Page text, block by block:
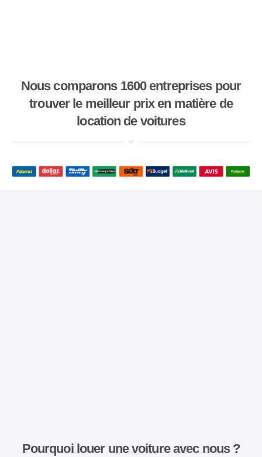
Nous comparons 1600 entreprises pour
trouver le meilleur prix en matière de
location de voitures
Pourquoi louer une voiture avec nous ?